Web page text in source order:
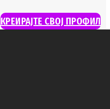
КРЕИРАЈТЕ СВОЈ ПРОФИЛ